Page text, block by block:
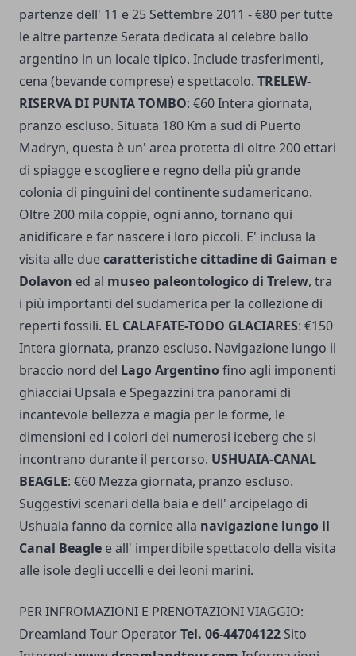
partenze dell' 11 e 25 Settembre 2011 - €80 per tutte
le altre partenze Serata dedicata al celebre ballo
argentino in un locale tipico. Include trasferimenti,
cena (bevande comprese) e spettacolo. TRELEW-
RISERVA DI PUNTA TOMBO: €60 Intera giornata,
pranzo escluso. Situata 180 Km a sud di Puerto
Madryn, questa è un' area protetta di oltre 200 ettari
di spiagge e scogliere e regno della più grande
colonia di pinguini del continente sudamericano.
Oltre 200 mila coppie, ogni anno, tornano qui
anidificare e far nascere i loro piccoli. E' inclusa la
visita alle duecaratteristiche cittadine di Gaiman e
Dolavon ed al museo paleontologico di Trelew, tra
i più importanti del sudamerica per la collezione di
reperti fossili. EL CALAFATE-TODO GLACIARES: €150
Intera giornata, pranzo escluso. Navigazione lungo il
braccio nord del Lago Argentino fino agli imponenti
ghiacciai Upsala e Spegazzini tra panorami di
incantevole bellezza e magia per le forme, le
dimensioni ed i colori dei numerosi iceberg che si
incontrano durante il percorso. USHUAIA-CANAL
BEAGLE: €60 Mezza giornata, pranzo escluso.
Suggestivi scenari della baia e dell' arcipelago di
Ushuaia fanno da cornice alla navigazione lungo il
Canal Beagle e all' imperdibile spettacolo della visita
alle isole degli uccelli e dei leoni marini.
PER INFROMAZIONI E PRENOTAZIONI VIAGGIO:
Dreamland Tour OperatorTel. 06-44704122 Sito